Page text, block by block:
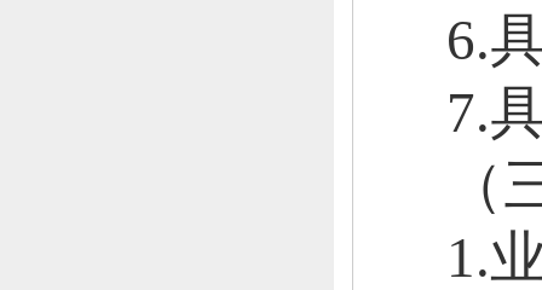
6.
7.
1.